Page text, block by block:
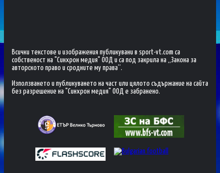
Всички текстове и изображения публикувани в sport-vt.com са
собственост на "Синхрон медия" ООД и са под закрила на „Закона за
авторското право и сродните му права“.
Използването и публикуването на част или цялото съдържание на сайта
без разрешение на "Синхрон медия" ООД е забранено.